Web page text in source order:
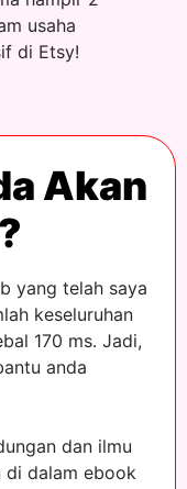
usaha
di Etsy!
Akan
yang telah saya
keseluruhan
170 ms. Jadi,
anda
dan ilmu
di dalam ebook